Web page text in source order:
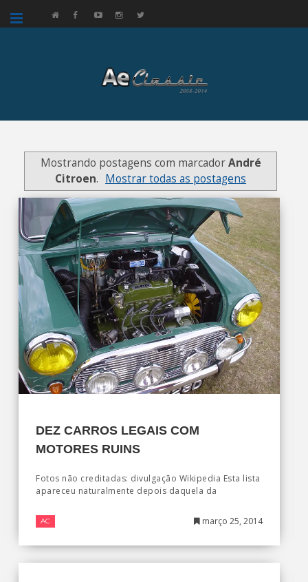
Mostrando postagens com marcadorAndré
Citroen. Mostrar todas as postagens
DEZ CARROS LEGAIS COM
MOTORES RUINS
Fotos não creditadas: divulgação Wikipedia Esta lista
apareceu naturalmente depois daquela da
AC março 25, 2014